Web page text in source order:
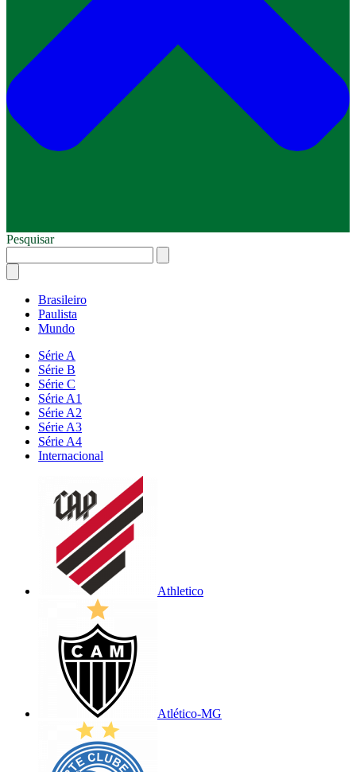
Pesquisar
Brasileiro
Paulista
Mundo
Série A
Série B
Série C
Série A1
Série A2
Série A3
Série A4
Internacional
Athletico
Atlético-MG